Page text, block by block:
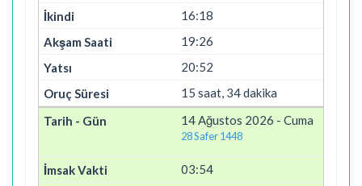
16:18
19:26
20:52
15 saat, 34 dakika
14 Ağustos 2026 - Cuma
28 Safer 1448
03:54